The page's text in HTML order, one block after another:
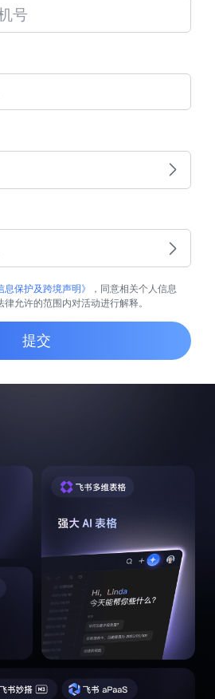
息保护及跨境声明》
，同意相关个人信息
允许的范围内对活动进行解释。
提交